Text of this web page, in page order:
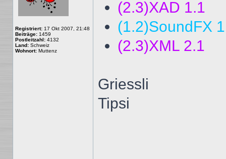
Registriert: 17 Okt 2007, 21:48
Beiträge: 1459
Postleitzahl: 4132
Land: Schweiz
Wohnort: Muttenz
(2.3)XAD 1.1
(1.2)SoundFX
(2.3)XML 2.1
Griessli
Tipsi